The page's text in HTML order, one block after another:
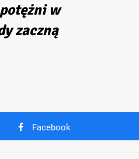
w
zaczną
Facebook